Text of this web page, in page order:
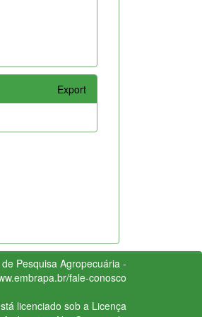
Export
Pesquisa Agropecuária -
fale-conosco
licenciado sob a Licença